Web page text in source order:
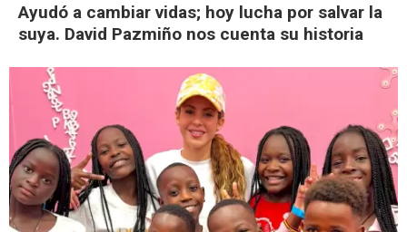
Ayudó a cambiar vidas; hoy lucha por salvar la
suya. David Pazmiño nos cuenta su historia